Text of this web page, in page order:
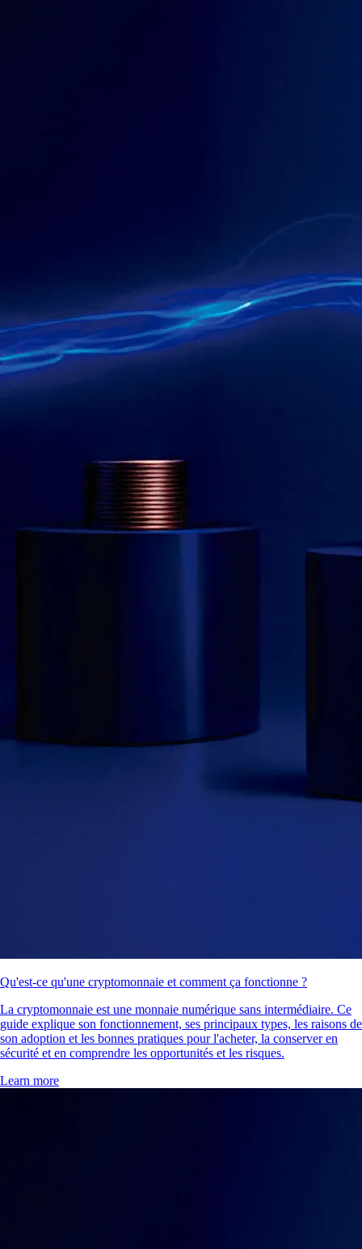
Qu'est-ce qu'une cryptomonnaie et comment ça fonctionne ?
La cryptomonnaie est une monnaie numérique sans intermédiaire. Ce
guide explique son fonctionnement, ses principaux types, les raisons de
son adoption et les bonnes pratiques pour l'acheter, la conserver en
sécurité et en comprendre les opportunités et les risques.
Learn more